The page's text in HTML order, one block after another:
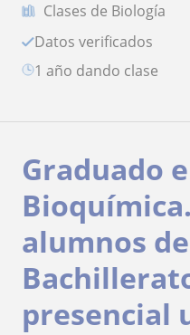
Clases de Biología
Datos verificados
1 año dando clase
Graduado
alumnos
presencial